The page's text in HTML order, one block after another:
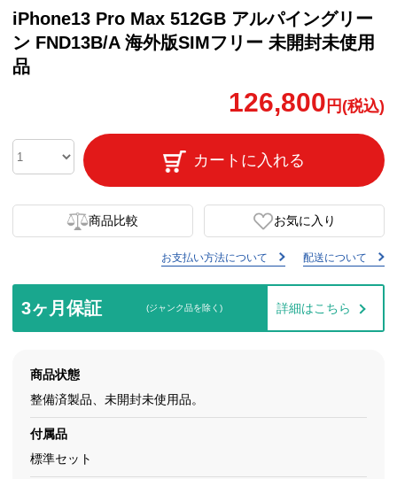
iPhone13 Pro Max 512GB アルパイングリー
ン FND13B/A 海外版SIMフリー 未開封未使用
品
126,800 円(税込)
カートに入れる
商品比較 お気に入り
お支払い方法について 配送について
3ヶ月保証 (ジャンク品を除く) 詳細はこちら
商品状態
整備済製品、未開封未使用品。
付属品
標準セット